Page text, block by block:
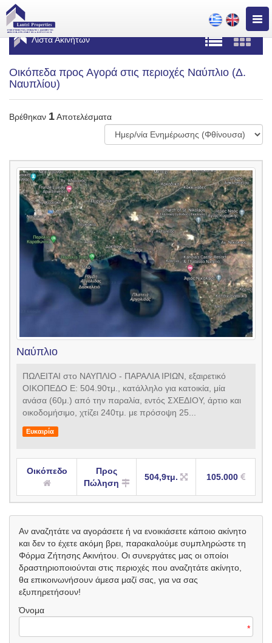
Λίστα Ακινήτων
Οικόπεδα προς Αγορά στις περιοχές Ναύπλιο (Δ.
Ναυπλίου)
Βρέθηκαν 1Αποτελέσματα
Ναύπλιο
ΠΩΛΕΙΤΑΙ στο ΝΑΥΠΛΙΟ - ΠΑΡΑΛΙΑ ΙΡΙΩΝ, εξαιρετικό
ΟΙΚΟΠΕΔΟ Ε: 504.90τμ., κατάλληλο για κατοικία, μία
ανάσα (60μ.) από την παραλία, εντός ΣΧΕΔΙΟΥ, άρτιο και
οικοδομήσιμο, χτίζει 240τμ. με πρόσοψη 25...
Ευκαιρία
Οικόπεδο
Προς
Πώληση
504,9τμ. 105.000
Αν αναζητάτε να αγοράσετε ή να ενοικιάσετε κάποιο ακίνητο
και δεν το έχετε ακόμη βρει, παρακαλούμε συμπληρώστε τη
Φόρμα Ζήτησης Ακινήτου. Οι συνεργάτες μας οι οποίοι
δραστηριοποιούνται στις περιοχές που αναζητάτε ακίνητο,
θα επικοινωνήσουν άμεσα μαζί σας, για να σας
εξυπηρετήσουν!
Όνομα
*